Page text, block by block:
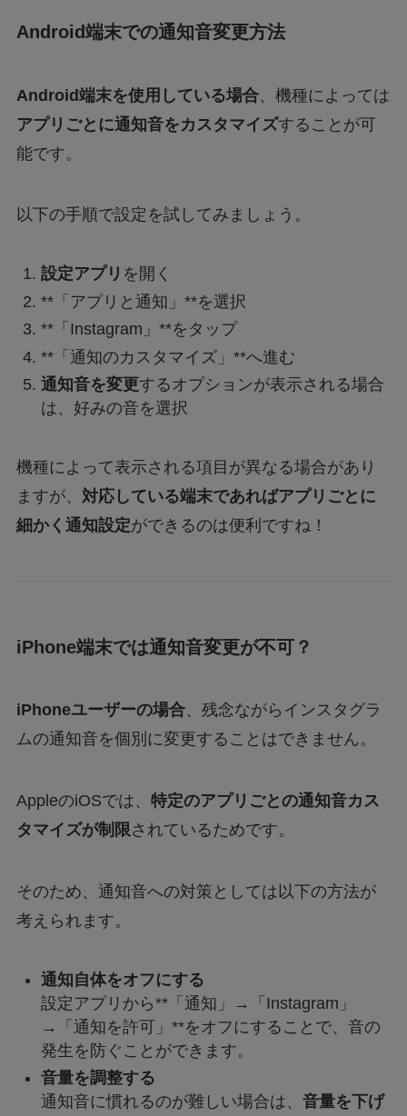
Android端末での通知音変更方法
Android端末を使用している場合、機種によっては
アプリごとに通知音をカスタマイズすることが可
能です。
以下の手順で設定を試してみましょう。
設定アプリ を開く
**「アプリと通知」**を選択
**「Instagram」**をタップ
**「通知のカスタマイズ」**へ進む
通知音を変更するオプションが表示される場合
は、好みの音を選択
機種によって表示される項目が異なる場合があり
ますが、 対応している端末であればアプリごとに
細かく通知設定ができるのは便利ですね！
iPhone端末では通知音変更が不可？
iPhoneユーザーの場合、残念ながらインスタグラ
ムの通知音を個別に変更することはできません。
AppleのiOSでは、 特定のアプリごとの通知音カス
タマイズが制限されているためです。
そのため、通知音への対策としては以下の方法が
考えられます。
通知自体をオフにする
設定アプリから**「通知」→「Instagram」
→「通知を許可」**をオフにすることで、音の
発生を防ぐことができます。
音量を調整する
通知音に慣れるのが難しい場合は、 音量を下げ